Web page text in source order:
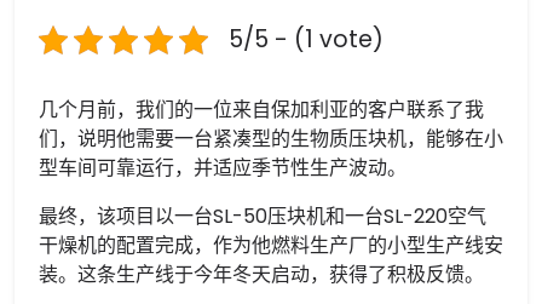
5/5 - (1 vote)
几个月前，我们的一位来自保加利亚的客户联系了我
们，说明他需要一台紧凑型的生物质压块机，能够在小
型车间可靠运行，并适应季节性生产波动。
最终，该项目以一台SL-50压块机和一台SL-220空气
干燥机的配置完成，作为他燃料生产厂的小型生产线安
装。这条生产线于今年冬天启动，获得了积极反馈。